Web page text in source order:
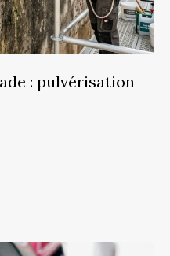
: pulvérisation